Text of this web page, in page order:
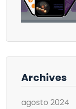
Archives
agosto 2024